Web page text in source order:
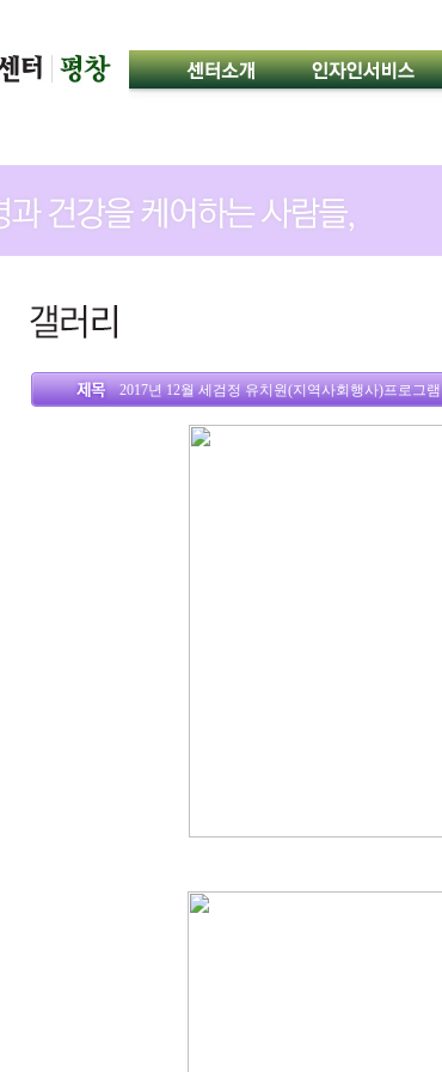
2017년 12월 세검정 유치원(지역사회행사)프로그램